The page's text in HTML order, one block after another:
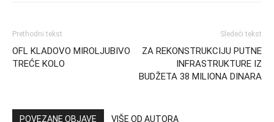
Prethodni tekst
OFL KLADOVO MIROLJUBIVO
TREĆE KOLO
Sledeći tekst
ZA REKONSTRUKCIJU PUTNE
INFRASTRUKTURE IZ
BUDŽETA 38 MILIONA DINARA
POVEZANE OBJAVE VIŠE OD AUTORA